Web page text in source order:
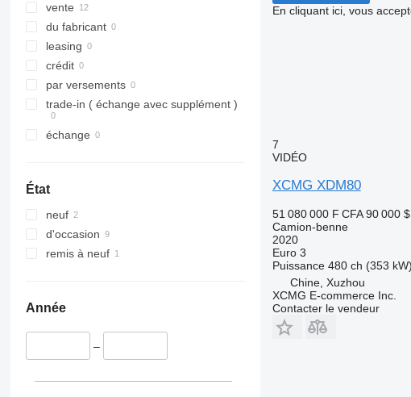
vente
du fabricant
leasing
crédit
par versements
trade-in ( échange avec supplément )
échange
État
neuf
d'occasion
remis à neuf
Année
–
En cliquant ici, vous
7
VIDÉO
XCMG XDM80
51 080 000 F CFA 90 000
Camion-benne
2020
Euro 3
Puissance 480 ch (353 kW)
Chine, Xuzhou
XCMG E-commerce Inc.
Contacter le vendeur